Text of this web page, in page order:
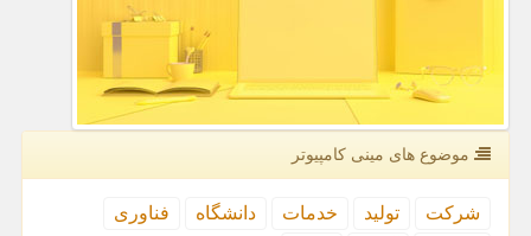
موضوع های مینی كامپیوتر
شركت تولید خدمات دانشگاه
فناوری